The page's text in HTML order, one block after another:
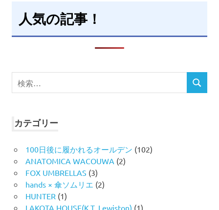
人気の記事！
検
索
検
カテゴリー
100日後に履かれるオールデン (102)
ANATOMICA WACOUWA (2)
FOX UMBRELLAS (3)
hands × 傘ソムリエ (2)
HUNTER (1)
LAKOTA HOUSE(K.T. Lewiston) (1)